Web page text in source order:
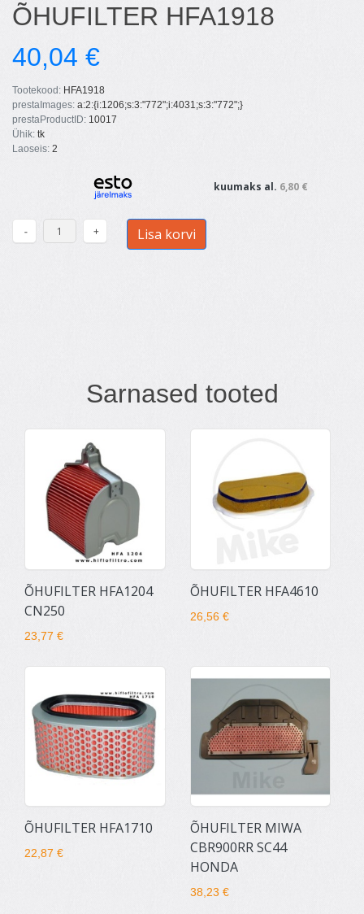
ÕHUFILTER HFA1918
40,04 €
Tootekood: HFA1918
prestaImages: a:2:{i:1206;s:3:"772";i:4031;s:3:"772";}
prestaProductID: 10017
Ühik: tk
Laoseis: 2
kuumaks al. 6,80 €
Lisa korvi
Sarnased tooted
ÕHUFILTER HFA1204
CN250
23,77 €
ÕHUFILTER HFA4610
26,56 €
ÕHUFILTER HFA1710
22,87 €
ÕHUFILTER MIWA
CBR900RR SC44
HONDA
38,23 €